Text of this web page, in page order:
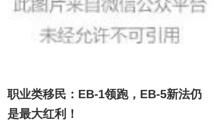
职业类移民：EB-1领跑，EB-5新法仍
是最大红利！